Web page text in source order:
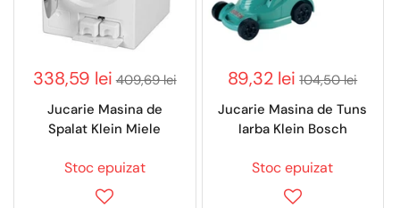
338,59 lei 409,69 lei
Jucarie Masina de
Spalat Klein Miele
Stoc epuizat
89,32 lei 104,50 lei
Jucarie Masina de Tuns
Iarba Klein Bosch
Stoc epuizat